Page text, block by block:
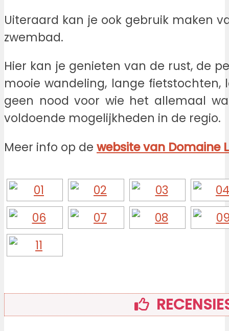
Uiteraard kan je ook gebruik maken
zwembad.
Hier kan je genieten van de rust, de
mooie wandeling, lange fietstochten,
geen nood voor wie het allemaal
voldoende mogelijkheden in de regio.
Meer info op de website van Domaine